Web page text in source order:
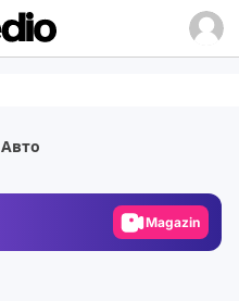
Авто
Video